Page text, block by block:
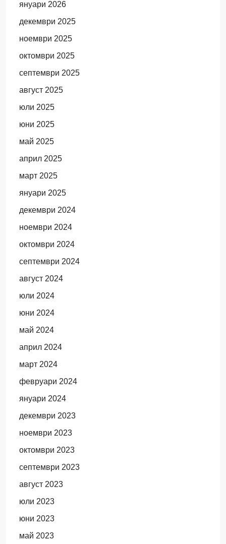
януари 2026
декември 2025
ноември 2025
октомври 2025
септември 2025
август 2025
юли 2025
юни 2025
май 2025
април 2025
март 2025
януари 2025
декември 2024
ноември 2024
октомври 2024
септември 2024
август 2024
юли 2024
юни 2024
май 2024
април 2024
март 2024
февруари 2024
януари 2024
декември 2023
ноември 2023
октомври 2023
септември 2023
август 2023
юли 2023
юни 2023
май 2023